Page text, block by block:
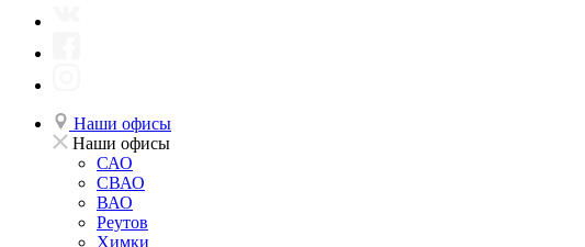
Наши офисы
Наши офисы
САО
СВАО
ВАО
Реутов
Химки